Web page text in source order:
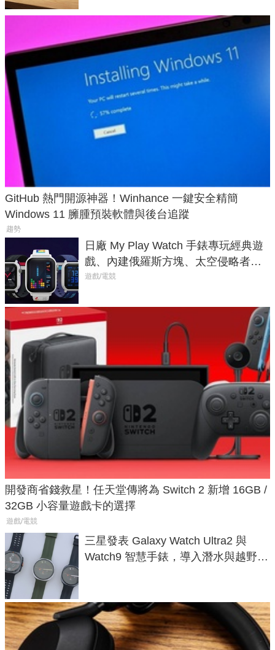
GitHub 熱門開源神器！Winhance 一鍵安全精簡
Windows 11 臃腫預裝軟體與後台追蹤
趨勢
日廠 My Play Watch 手錶專玩經典遊
戲、內建俄羅斯方塊、太空侵略者，
不過竟然不能連手機？
遊戲/電競
開發商省錢救星！任天堂傳將為 Switch 2 新增 16GB /
32GB 小容量遊戲卡的選擇
遊戲/電競
三星發表 Galaxy Watch Ultra2 與
Watch9 智慧手錶，導入潛水與越野跑